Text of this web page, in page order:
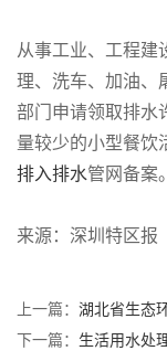
从事工业、工程建
理、洗车、加油、
部门申请领取排水
量较少的小型餐饮
排入排水管网备案。
来源：深圳特区报
上一篇： 湖北省生态
下一篇： 生活用水处